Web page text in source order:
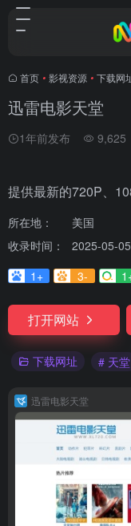
首页 • 影视资源 • 下载网
迅雷电影天堂
1年前发布 9,625
提供最新的720P、
所在地：
美国
收录时间：
2025-05-05
1+
3-
打开网站
下载网址 # 天堂
迅雷电影天堂